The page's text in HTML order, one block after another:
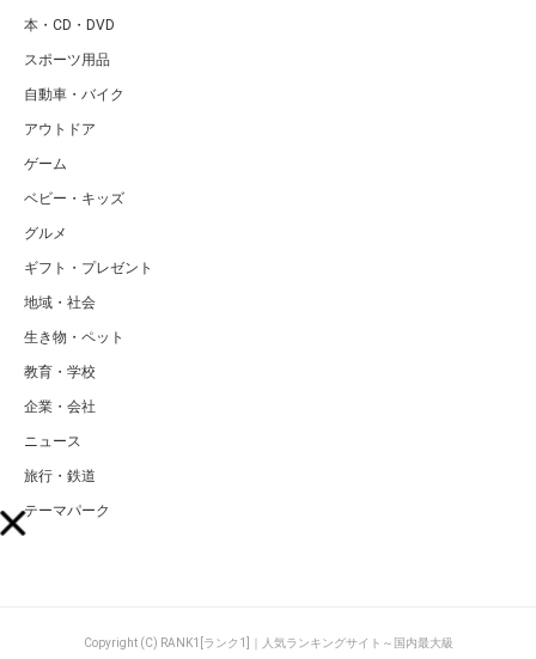
本・CD・DVD
スポーツ用品
自動車・バイク
アウトドア
ゲーム
ベビー・キッズ
グルメ
ギフト・プレゼント
地域・社会
生き物・ペット
教育・学校
企業・会社
ニュース
旅行・鉄道
テーマパーク
Copyright (C) RANK1[ランク1]｜人気ランキングサイト～国内最大級